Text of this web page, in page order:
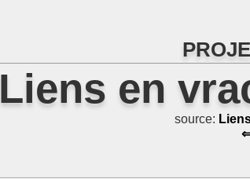
Liens en
source: